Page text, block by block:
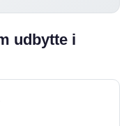
udbytte i